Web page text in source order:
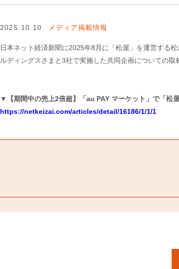
2025.10.10 メディア掲載情報
日本ネット経済新聞に2025年8月に「松屋」を運営する
ルディングスさまと3社で実施した共同企画についての取
▼【期間中の売上2倍超】「au PAY マーケット」で「松
https://netkeizai.com/articles/detail/16186/1/1/1